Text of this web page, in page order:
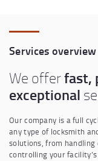
Services overview
We offerfast,
exceptional
Our company is a full
any type of locksmith
solutions, from handling
controlling your